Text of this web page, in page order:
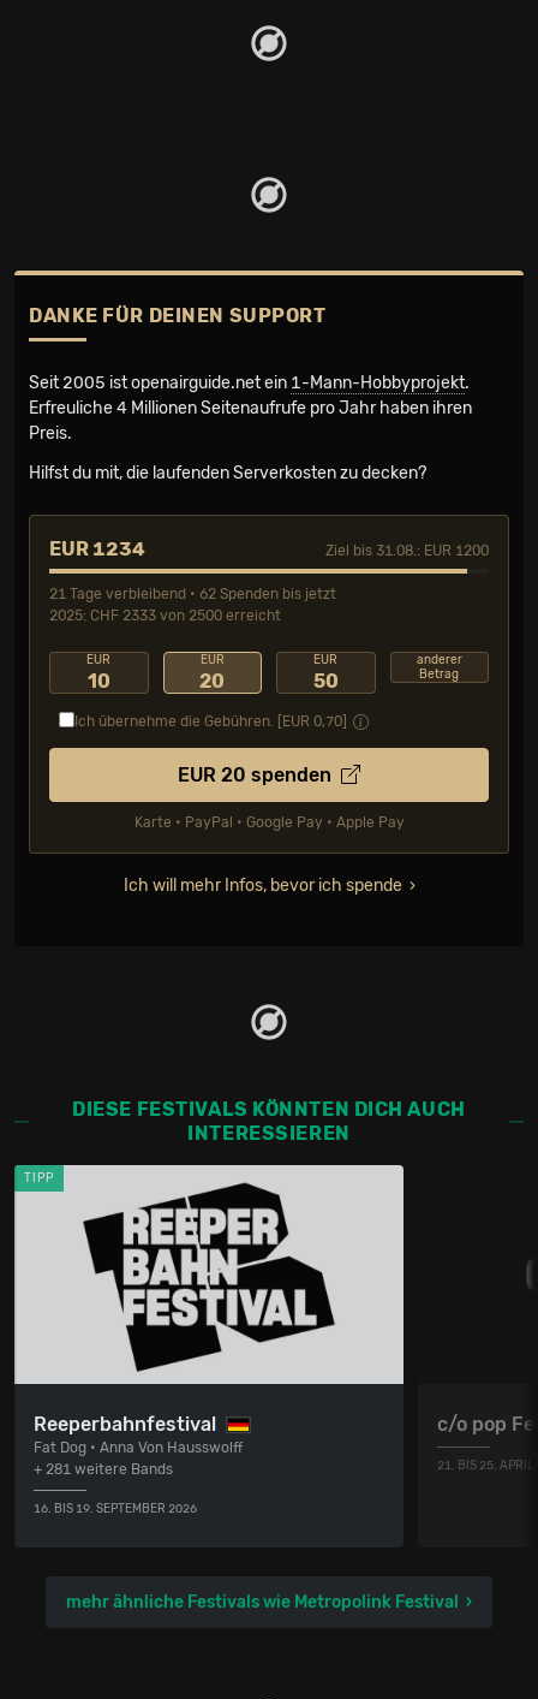
DANKE FÜR DEINEN SUPPORT
Seit 2005 ist openairguide.net ein 1-Mann-Hobbyprojekt.
Erfreuliche 4 Millionen Seiten­aufrufe pro Jahr haben ihren
Preis.
Hilfst du mit, die laufenden Serverkosten zu decken?
EUR 1234 Ziel bis 31.08.: EUR 1200
21 Tage verbleibend • 62 Spenden bis jetzt
2025: CHF 2333 von 2500 erreicht
EUR
10
EUR
20
EUR
50
anderer
Betrag
Ich übernehme die Gebühren. [EUR 0,70
EUR 20 spenden
Karte • PayPal • Google Pay • Apple Pay
Ich will mehr Infos, bevor ich spende
DIESE FESTIVALS KÖNNTEN DICH AUCH
INTERESSIEREN
TIPP
Reeperbahnfestival
Fat Dog • Anna Von Hausswolff
+ 281 weitere Bands
16. BIS 19. SEPTEMBER 2026
c/o pop
21. BIS 25.
mehr ähnliche Festivals wie Metropolink Festival